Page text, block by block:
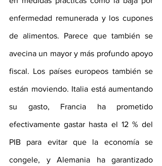
enfermedad remunerada y los cupones
de alimentos. Parece que también se
avecina un mayor y más profundo apoyo
fiscal. Los países europeos también se
están moviendo. Italia está aumentando
su gasto, Francia ha prometido
efectivamente gastar hasta el 12 % del
PIB para evitar que la economía se
congele, y Alemania ha garantizado